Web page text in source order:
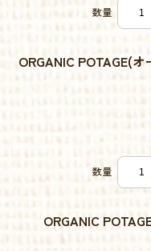
数量
ORGANIC POTAGE(
数量
ORGANIC